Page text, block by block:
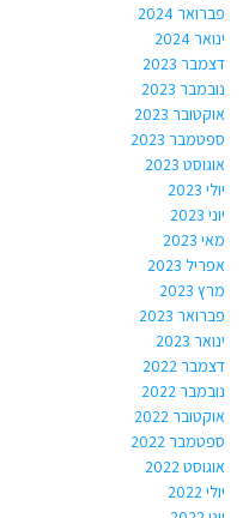
פברואר 2024
ינואר 2024
דצמבר 2023
נובמבר 2023
אוקטובר 2023
ספטמבר 2023
אוגוסט 2023
יולי 2023
יוני 2023
מאי 2023
אפריל 2023
מרץ 2023
פברואר 2023
ינואר 2023
דצמבר 2022
נובמבר 2022
אוקטובר 2022
ספטמבר 2022
אוגוסט 2022
יולי 2022